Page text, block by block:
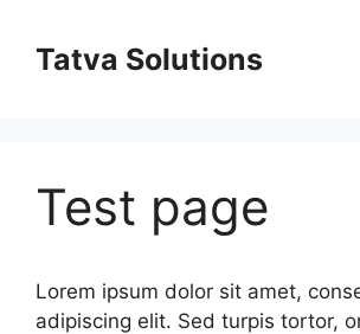
contentTatva Solutions
Test page
Lorem ipsum dolor sit amet,
adipiscing elit. Sed turpis tortor,